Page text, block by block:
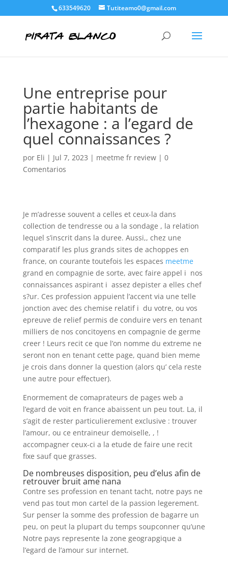
633549620 Tutiteamo0@gmail.com
Une entreprise pour
partie habitants de
l’hexagone : a l’egard de
quel connaissances ?
por Eli | Jul 7, 2023 | meetme fr review| 0
Comentarios
Je m’adresse souvent a celles et ceux-la dans
collection de tendresse ou a la sondage , la relation
lequel s’inscrit dans la duree. Aussi,, chez une
comparatif les plus grands sites de achoppes en
france, on courante toutefois les espaces meetme
grand en compagnie de sorte, avec faire appel i nos
connaissances aspirant i assez depister a elles chef
s?ur. Ces profession appuient l’accent via une telle
jonction avec des chemise relatif i du votre, ou vos
epreuve de relief permis de conduire vers en tenant
milliers de nos concitoyens en compagnie de germe
creer ! Leurs recit ce que l’on nomme du extreme ne
seront non en tenant cette page, quand bien meme
je crois dans donner la question (alors qu’ cela reste
une autre pour effectuer).
Enormement de comaprateurs de pages web a
l’egard de voit en france abaissent un peu tout. La, il
s’agit de rester particulierement exclusive : trouver
l’amour, ou ce entraineur demoiselle, , !
accompagner ceux-ci a la etude de faire une recit
fixe sauf que grasses.
De nombreuses disposition, peu d’elus afin de
retrouver bruit ame nana
Contre ses profession en tenant tacht, notre pays ne
vend pas tout mon cartel de la passion legerement.
Sur penser la somme des profession de bagarre un
peu, on peut la plupart du temps soupconner qu’une
Notre pays represente la zone geograpgique a
l’egard de l’amour sur internet.